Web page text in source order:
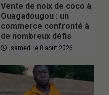
Vente de noix de coco à
Ouagadougou : un
commerce confronté à
de nombreux défis
samedi le 8 août 2026